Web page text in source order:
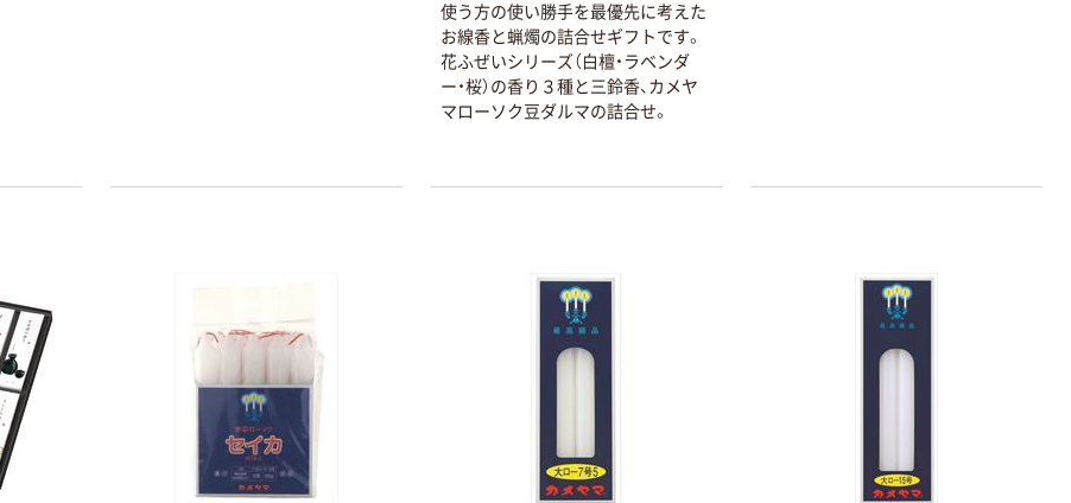
使う方の使い勝手を最優先に考えた
お線香と蝋燭の詰合せギフトです。
花ふぜいシリーズ（白檀・ラベンダ
ー・桜）の香り３種と三鈴香、カメヤ
マローソク豆ダルマの詰合せ。